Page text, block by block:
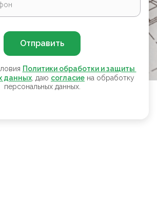
Отправить
Политики обработки и защиты
данных , даю согласие на обработку
персональных данных.